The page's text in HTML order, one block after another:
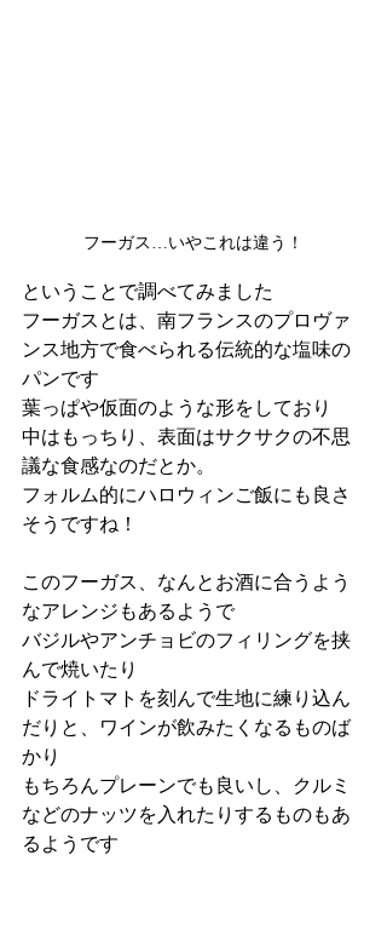
フーガス…いやこれは違う！
ということで調べてみました
フーガスとは、南フランスのプロヴァ
ンス地方で食べられる伝統的な塩味の
パンです
葉っぱや仮面のような形をしており
中はもっちり、表面はサクサクの不思
議な食感なのだとか。
フォルム的にハロウィンご飯にも良さ
そうですね！
このフーガス、なんとお酒に合うよう
なアレンジもあるようで
バジルやアンチョビのフィリングを挟
んで焼いたり
ドライトマトを刻んで生地に練り込ん
だりと、ワインが飲みたくなるものば
かり
もちろんプレーンでも良いし、クルミ
などのナッツを入れたりするものもあ
るようです